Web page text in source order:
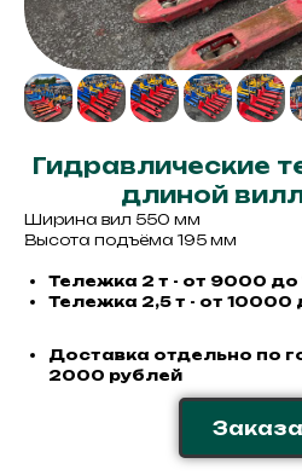
Гидравлические
длиной
Ширина вил 550 мм
Высота подъёма 195 мм
Тележка 2 т - от 9000 до
Тележка 2,5 т - от 10000
Доставка отдельно по
2000 рублей